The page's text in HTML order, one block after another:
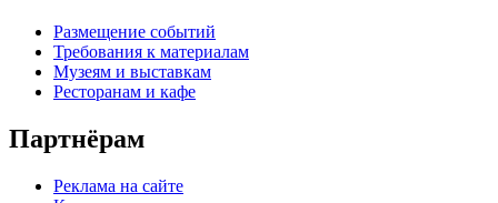
Размещение событий
Требования к материалам
Музеям и выставкам
Ресторанам и кафе
Партнёрам
Реклама на сайте